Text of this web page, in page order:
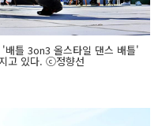
배틀 3on3 올스타일 댄스 배틀'
고 있다. ⓒ정향선